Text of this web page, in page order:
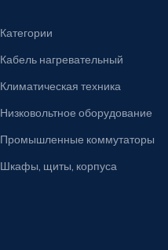
Категории
Кабель нагревательный
Климатическая техника
Низковольтное оборудование
Промышленные коммутаторы
Шкафы, щиты, корпуса